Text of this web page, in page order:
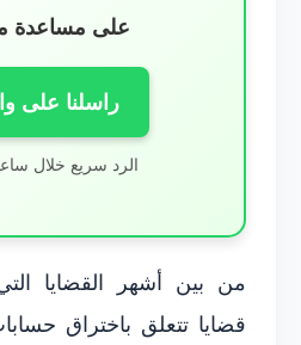
على مساعدة
راسلنا على
الرد سريع خلال
من بين أشهر القضايا
قضايا تتعلق باختراق